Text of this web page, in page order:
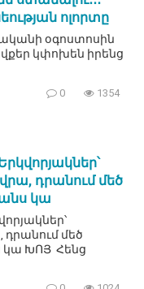
ոլորտը
օգոստոսին
կփոխեն իրենց
0 1354
դրանում մեծ
կա
մեծ
կա ԽՈՅ Հենց